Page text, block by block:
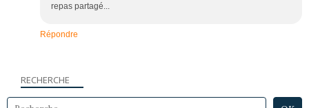
repas partagé...
Répondre
RECHERCHE